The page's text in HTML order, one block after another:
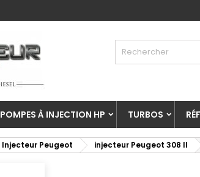
POMPES À INJECTION HP TURBOS
Injecteur Peugeot injecteur Peugeot 308 II